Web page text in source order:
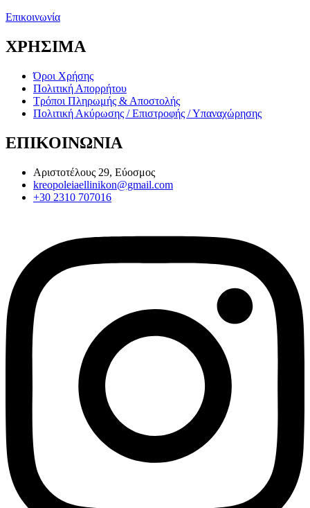
Επικοινωνία
ΧΡΗΣΙΜΑ
Όροι Χρήσης
Πολιτική Απορρήτου
Τρόποι Πληρωμής & Αποστολής
Πολιτική Ακύρωσης / Επιστροφής / Υπαναχώρησης
ΕΠΙΚΟΙΝΩΝΙΑ
Αριστοτέλους 29, Εύοσμος
kreopoleiaellinikon@gmail.com
+30 2310 707016